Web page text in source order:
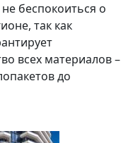
беспокоиться о
так как
всех материалов –
до